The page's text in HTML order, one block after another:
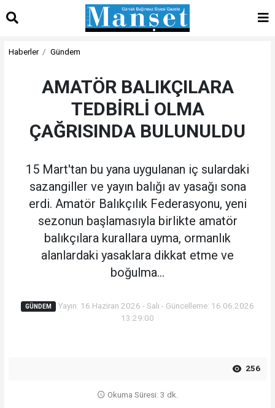
Haberler Gündem
AMATÖR BALIKÇILARA
TEDBİRLİ OLMA
ÇAĞRISINDA BULUNULDU
15 Mart'tan bu yana uygulanan iç sulardaki
sazangiller ve yayın balığı av yasağı sona
erdi. Amatör Balıkçılık Federasyonu, yeni
sezonun başlamasıyla birlikte amatör
balıkçılara kurallara uyma, ormanlık
alanlardaki yasaklara dikkat etme ve
boğulma...
GÜNDEM
Yayın: 16 Haziran 2026 - Salı - Güncelleme: 16.06.2026
13:29:00
256
Okuma Süresi: 3 dk.